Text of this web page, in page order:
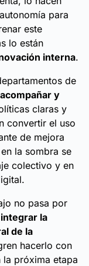
para
este
lo están
interna.
de
y
claras y
convertir el uso
de mejora
la sombra se
colectivo y en
no pasa por
integrar la
de la
hacerlo con
la próxima etapa